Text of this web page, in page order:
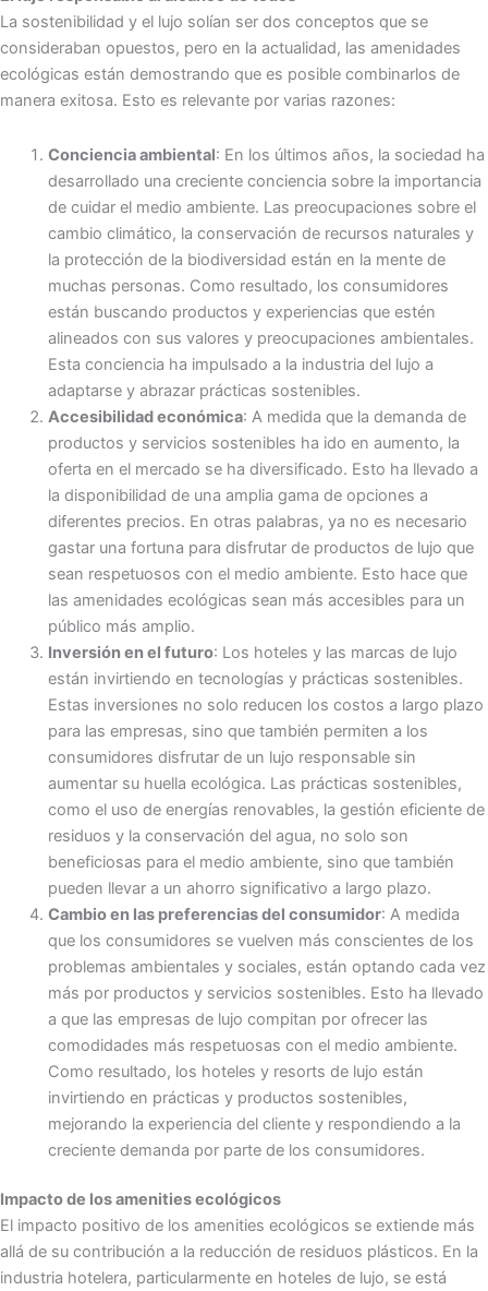
La sostenibilidad y el lujo solían ser dos conceptos que se
consideraban opuestos, pero en la actualidad, las amenidades
ecológicas están demostrando que es posible combinarlos de
manera exitosa. Esto es relevante por varias razones:
Conciencia ambiental: En los últimos años, la sociedad ha
desarrollado una creciente conciencia sobre la importancia
de cuidar el medio ambiente. Las preocupaciones sobre el
cambio climático, la conservación de recursos naturales y
la protección de la biodiversidad están en la mente de
muchas personas. Como resultado, los consumidores
están buscando productos y experiencias que estén
alineados con sus valores y preocupaciones ambientales.
Esta conciencia ha impulsado a la industria del lujo a
adaptarse y abrazar prácticas sostenibles.
Accesibilidad económica: A medida que la demanda de
productos y servicios sostenibles ha ido en aumento, la
oferta en el mercado se ha diversificado. Esto ha llevado a
la disponibilidad de una amplia gama de opciones a
diferentes precios. En otras palabras, ya no es necesario
gastar una fortuna para disfrutar de productos de lujo que
sean respetuosos con el medio ambiente. Esto hace que
las amenidades ecológicas sean más accesibles para un
público más amplio.
Inversión en el futuro: Los hoteles y las marcas de lujo
están invirtiendo en tecnologías y prácticas sostenibles.
Estas inversiones no solo reducen los costos a largo plazo
para las empresas, sino que también permiten a los
consumidores disfrutar de un lujo responsable sin
aumentar su huella ecológica. Las prácticas sostenibles,
como el uso de energías renovables, la gestión eficiente de
residuos y la conservación del agua, no solo son
beneficiosas para el medio ambiente, sino que también
pueden llevar a un ahorro significativo a largo plazo.
Cambio en las preferencias del consumidor: A medida
que los consumidores se vuelven más conscientes de los
problemas ambientales y sociales, están optando cada vez
más por productos y servicios sostenibles. Esto ha llevado
a que las empresas de lujo compitan por ofrecer las
comodidades más respetuosas con el medio ambiente.
Como resultado, los hoteles y resorts de lujo están
invirtiendo en prácticas y productos sostenibles,
mejorando la experiencia del cliente y respondiendo a la
creciente demanda por parte de los consumidores.
Impacto de los amenities ecológicos
El impacto positivo de los amenities ecológicos se extiende más
allá de su contribución a la reducción de residuos plásticos. En la
industria hotelera, particularmente en hoteles de lujo, se está